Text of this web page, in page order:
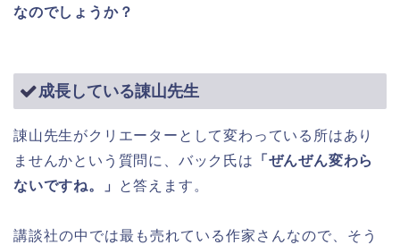
なのでしょうか？
成長している諌山先生
諌山先生がクリエーターとして変わっている所はあり
ませんかという質問に、バック氏は
「ぜんぜん変わら
ないですね。」
と答えます。
講談社の中では最も売れている作家さんなので、そう